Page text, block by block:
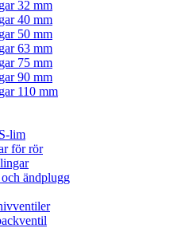
32 mm
40 mm
50 mm
63 mm
75 mm
90 mm
110 mm
lim
för rör
ändplugg